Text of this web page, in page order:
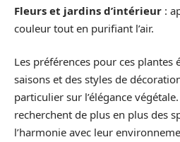
Fleurs et jardins d’intérieur :
couleur tout en purifiant l’air.
Les préférences pour ces
saisons et des styles de
particulier sur l’élégance
recherchent de plus en plus des
l’harmonie avec leur